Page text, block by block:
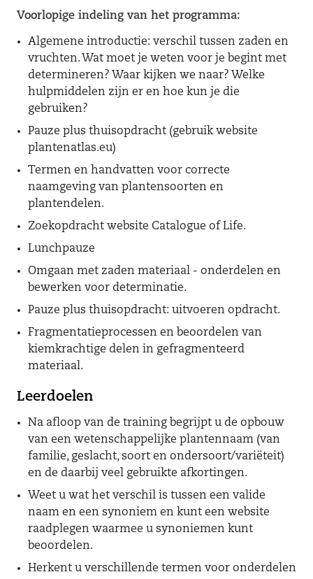
Voorlopige indeling van het programma:
Algemene introductie: verschil tussen zaden en
vruchten. Wat moet je weten voor je begint met
determineren? Waar kijken we naar? Welke
hulpmiddelen zijn er en hoe kun je die
gebruiken?
Pauze plus thuisopdracht (gebruik website
plantenatlas.eu)
Termen en handvatten voor correcte
naamgeving van plantensoorten en
plantendelen.
Zoekopdracht website Catalogue of Life.
Lunchpauze
Omgaan met zaden materiaal - onderdelen en
bewerken voor determinatie.
Pauze plus thuisopdracht: uitvoeren opdracht.
Fragmentatieprocessen en beoordelen van
kiemkrachtige delen in gefragmenteerd
materiaal.
Leerdoelen
Na afloop van de training begrijpt u de opbouw
van een wetenschappelijke plantennaam (van
familie, geslacht, soort en ondersoort/variëteit)
en de daarbij veel gebruikte afkortingen.
Weet u wat het verschil is tussen een valide
naam en een synoniem en kunt een website
raadplegen waarmee u synoniemen kunt
beoordelen.
Herkent u verschillende termen voor onderdelen